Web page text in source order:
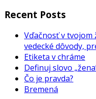
Recent Posts
Vďačnosť v tvojom
vedecké dôvody,
Etiketa v chráme
Definuj slovo
Čo je pravda?
Bremená